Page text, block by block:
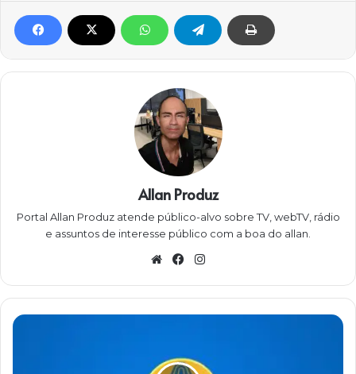
Allan Produz
Portal Allan Produz atende público-alvo sobre TV, webTV, rádio
e assuntos de interesse público com a boa do allan.
WebsiteFacebook
18